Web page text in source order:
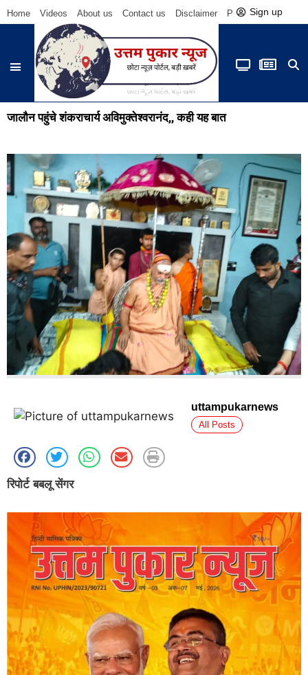
Home Videos About us Contact us Disclaimer Privacy Policy
Sign up
जालौन पहुंचे शंकराचार्य अविमुक्तेश्वरानंद,, कही यह बात
uttampukarnews
All Posts
रिपोर्ट बबलू सेंगर